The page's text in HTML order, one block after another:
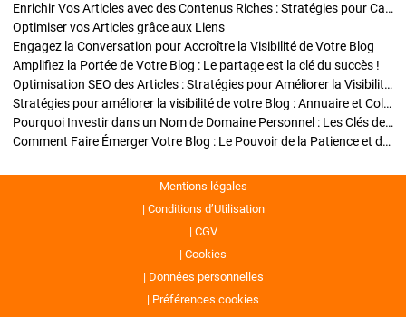
Enrichir Vos Articles avec des Contenus Riches : Stratégies pour Captiver et Optimiser
Optimiser vos Articles grâce aux Liens
Engagez la Conversation pour Accroître la Visibilité de Votre Blog
Amplifiez la Portée de Votre Blog : Le partage est la clé du succès !
Optimisation SEO des Articles : Stratégies pour Améliorer la Visibilité de Votre Blog
Stratégies pour améliorer la visibilité de votre Blog : Annuaire et Collaborations
Pourquoi Investir dans un Nom de Domaine Personnel : Les Clés de la Réussite de Votre Blog
Comment Faire Émerger Votre Blog : Le Pouvoir de la Patience et de la Persévérance
Mentions légales
Conditions d’Utilisation
CGV
Cookies
Données personnelles
Préférences cookies